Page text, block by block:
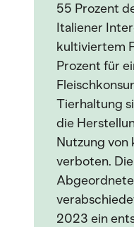
55 Prozent
Italiener
kultiviertem
Prozent für
Tierhaltung
die
Nutzung von
verboten.
2023 ein